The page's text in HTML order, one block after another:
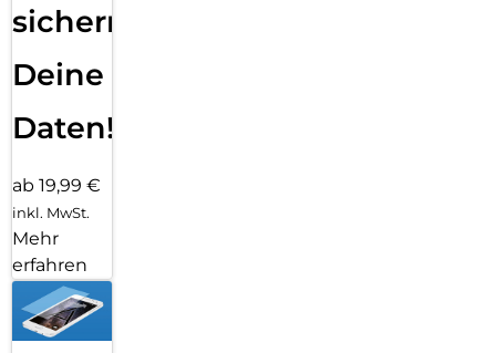
sichern
Deine
Daten!
ab 19,99 €
inkl. MwSt.
Mehr
erfahren